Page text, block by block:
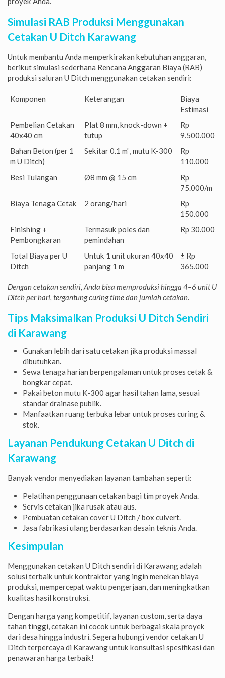
Simulasi RAB Produksi Menggunakan
Cetakan U Ditch Karawang
Untuk membantu Anda memperkirakan kebutuhan anggaran,
berikut simulasi sederhana Rencana Anggaran Biaya (RAB)
produksi saluran U Ditch menggunakan cetakan sendiri:
Komponen Keterangan
Biaya
Estimasi
Pembelian Cetakan
40x40 cm
Plat 8 mm, knock-down +
tutup
Rp
9.500.000
Bahan Beton (per 1
m U Ditch)
Sekitar 0.1 m³, mutu K-300
Rp
110.000
Besi Tulangan
Ø8 mm @ 15 cm
Rp
75.000/m
Biaya Tenaga Cetak
2 orang/hari
Rp
150.000
Finishing +
Pembongkaran
Termasuk poles dan
pemindahan
Rp 30.000
Total Biaya per U
Ditch
Untuk 1 unit ukuran 40x40
panjang 1 m
± Rp
365.000
Dengan cetakan sendiri, Anda bisa memproduksi hingga 4–6 unit U
Ditch per hari, tergantung curing time dan jumlah cetakan.
Tips Maksimalkan Produksi U Ditch Sendiri
di Karawang
Gunakan lebih dari satu cetakan jika produksi massal
dibutuhkan.
Sewa tenaga harian berpengalaman untuk proses cetak &
bongkar cepat.
Pakai beton mutu K-300 agar hasil tahan lama, sesuai
standar drainase publik.
Manfaatkan ruang terbuka lebar untuk proses curing &
stok.
Layanan Pendukung Cetakan U Ditch di
Karawang
Banyak vendor menyediakan layanan tambahan seperti:
Pelatihan penggunaan cetakan bagi tim proyek Anda.
Servis cetakan jika rusak atau aus.
Pembuatan cetakan cover U Ditch / box culvert.
Jasa fabrikasi ulang berdasarkan desain teknis Anda.
Kesimpulan
Menggunakan cetakan U Ditch sendiri di Karawang adalah
solusi terbaik untuk kontraktor yang ingin menekan biaya
produksi, mempercepat waktu pengerjaan, dan meningkatkan
kualitas hasil konstruksi.
Dengan harga yang kompetitif, layanan custom, serta daya
tahan tinggi, cetakan ini cocok untuk berbagai skala proyek
dari desa hingga industri. Segera hubungi vendor cetakan U
Ditch terpercaya di Karawang untuk konsultasi spesifikasi dan
penawaran harga terbaik!